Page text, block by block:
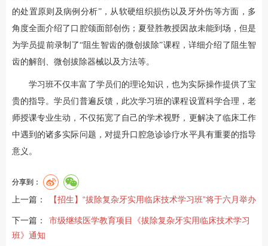
的处置原则及病例分析”，从软硬组织损伤以及牙外伤等方面，多
角度全面介绍了口腔颌面部创伤；夏登胜教授因故未能到场，但是
为学员提前录制了“阻生智齿的微创拔除”课程，详细介绍了阻生智
齿的解剖、微创拔除器械以及方法等。
学习班不仅丰富了学员们的理论知识，也为实际操作提供了宝
贵的指导。学员们普遍反馈，此次学习班的课程设置科学合理，老
师授课专业生动，不仅拓宽了自己的学术视野，更解决了临床工作
中遇到的诸多实际问题，对提升口腔急诊诊疗水平具有重要的指导
意义。
分享到：
上一篇： 【招生】“拔除复杂牙实用临床技术学习班”将于六月举办
下一篇：
市级继续医学教育项目《拔除复杂牙实用临床技术学习
班》通知